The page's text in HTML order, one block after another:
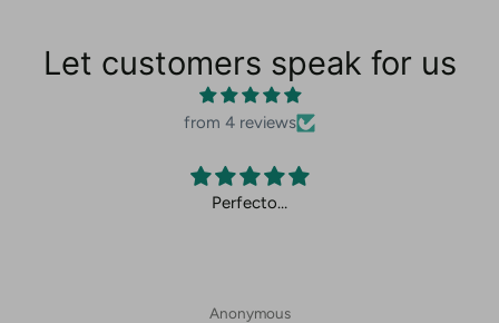
Let customers speak for us
from 4 reviews
Perfecto…
Anonymous